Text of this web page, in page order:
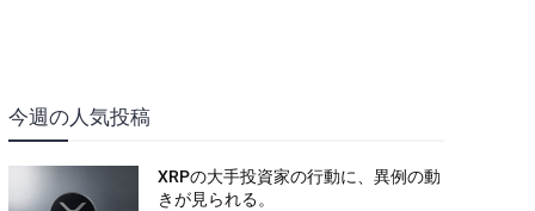
今週の人気投稿
XRPの大手投資家の行動に、異例の動
きが見られる。